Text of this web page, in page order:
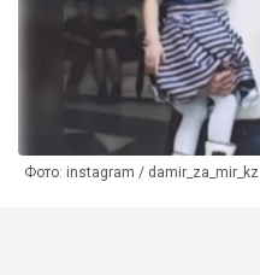
Фото: instagram / damir_za_mir_kz